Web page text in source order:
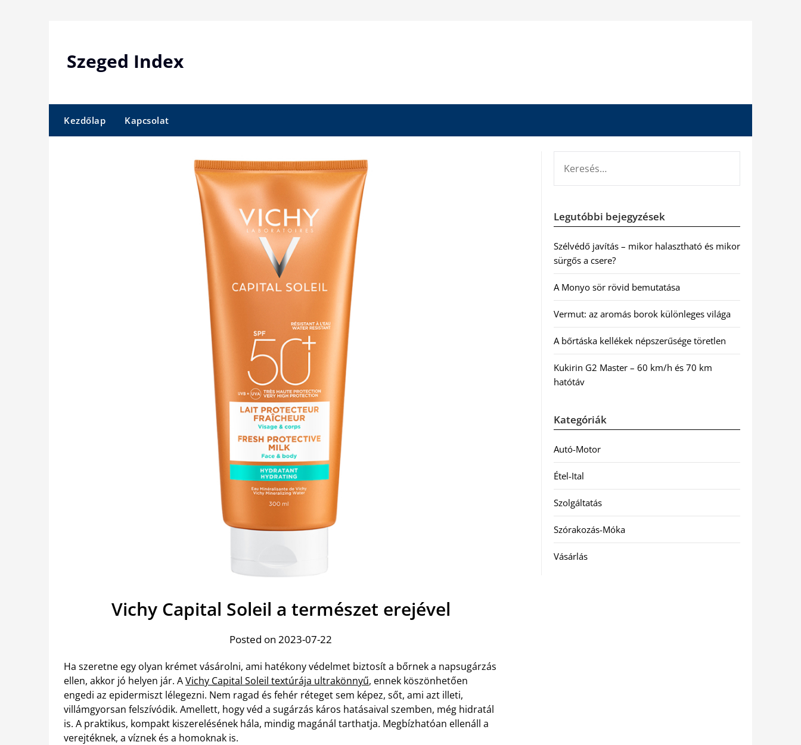
Szeged Index
Kezdőlap Kapcsolat
Vichy Capital Soleil a természet erejével
Posted on 2023-07-22
Ha szeretne egy olyan krémet vásárolni, ami hatékony védelmet biztosít a bőrnek a napsugárzás
ellen, akkor jó helyen jár. AVichy Capital Soleil textúrája ultrakönnyű, ennek köszönhetően
engedi az epidermiszt lélegezni. Nem ragad és fehér réteget sem képez, sőt, ami azt illeti,
villámgyorsan felszívódik. Amellett, hogy véd a sugárzás káros hatásaival szemben, még hidratál
is. A praktikus, kompakt kiszerelésének hála, mindig magánál tarthatja. Megbízhatóan ellenáll a
verejtéknek, a víznek és a homoknak is.
Legutóbbi bejegyzések
Szélvédő javítás – mikor halasztható és mikor
sürgős a csere?
A Monyo sör rövid bemutatása
Vermut: az aromás borok különleges világa
A bőrtáska kellékek népszerűsége töretlen
Kukirin G2 Master – 60 km/h és 70 km
hatótáv
Kategóriák
Autó-Motor
Étel-Ital
Szolgáltatás
Szórakozás-Móka
Vásárlás